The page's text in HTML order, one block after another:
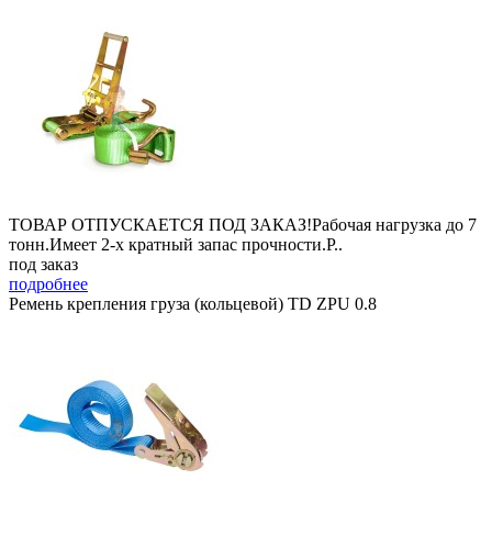
ТОВАР ОТПУСКАЕТСЯ ПОД ЗАКАЗ!Рабочая нагрузка до 7
тонн.Имеет 2-х кратный запас прочности.Р..
под заказ
подробнее
Ремень крепления груза (кольцевой) TD ZPU 0.8